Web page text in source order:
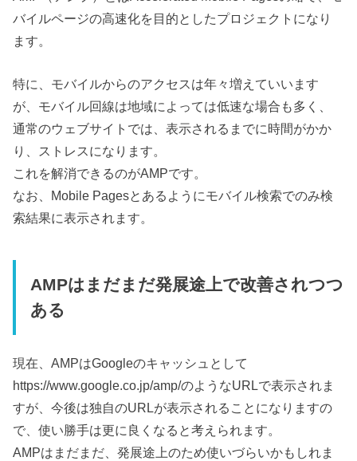
バイルページの高速化を目的としたプロジェクトになり
ます。
特に、モバイルからのアクセスは年々増えていいます
が、モバイル回線は地域によっては低速な場合も多く、
通常のウェブサイトでは、表示されるまでに時間がかか
り、ストレスになります。
これを解消できるのがAMPです。
なお、Mobile Pagesとあるようにモバイル検索でのみ検
索結果に表示されます。
AMPはまだまだ発展途上で改善されつつ
ある
現在、AMPはGoogleのキャッシュとして
https://www.google.co.jp/amp/のようなURLで表示されま
すが、今後は独自のURLが表示されることになりますの
で、使い勝手は更に良くなると考えられます。
AMPはまだまだ、発展途上のため使いづらいかもしれま